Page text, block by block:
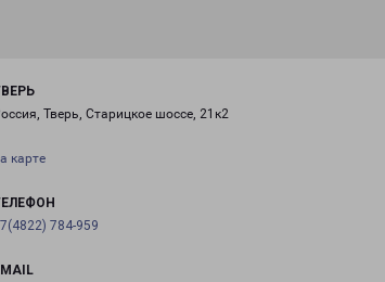
Тверь, Старицкое шоссе, 21к2
карте
784-959